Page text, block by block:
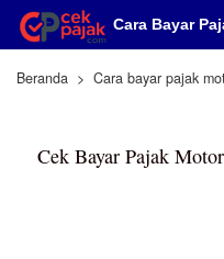
Cara Bayar
Beranda Cara bayar pajak
Cek Bayar Pajak